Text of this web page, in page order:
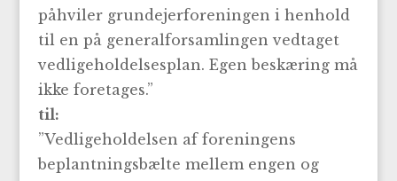
påhviler grundejerforeningen i henhold
til en på generalforsamlingen vedtaget
vedligeholdelsesplan. Egen beskæring må
ikke foretages.”
til:
”Vedligeholdelsen af foreningens
beplantningsbælte mellem engen og